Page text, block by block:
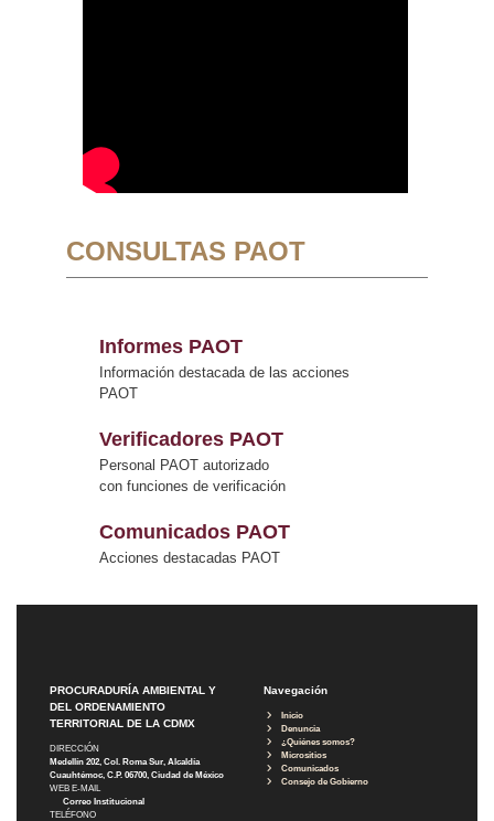
CONSULTAS PAOT
Informes PAOT
Información destacada de las acciones
PAOT
Verificadores PAOT
Personal PAOT autorizado
con funciones de verificación
Comunicados PAOT
Acciones destacadas PAOT
PROCURADURÍA AMBIENTAL Y
DEL ORDENAMIENTO
TERRITORIAL DE LA CDMX
DIRECCIÓN
Medellín 202, Col. Roma Sur, Alcaldía
Cuauhtémoc, C.P. 06700, Ciudad de México
WEB E-MAIL
Correo Institucional
TELÉFONO
Navegación
Inicio
Denuncia
¿Quiénes somos?
Micrositios
Comunicados
Consejo de Gobierno